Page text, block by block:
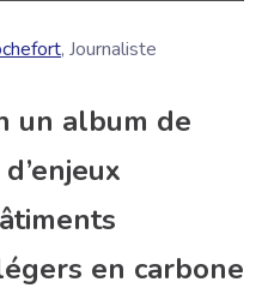
, Journaliste
un album de
en carbone